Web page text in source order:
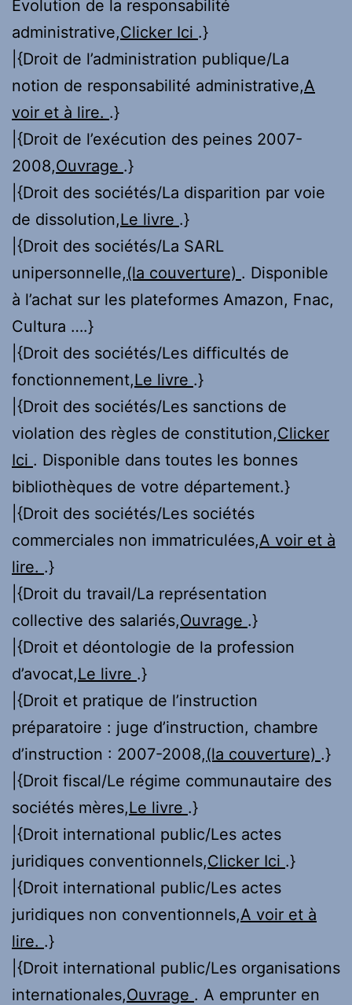
Évolution de la responsabilité
administrative,Clicker Ici .}
|{Droit de l’administration publique/La
notion de responsabilité administrative,A
voir et à lire. .}
|{Droit de l’exécution des peines 2007-
2008,Ouvrage .}
|{Droit des sociétés/La disparition par voie
de dissolution,Le livre .}
|{Droit des sociétés/La SARL
unipersonnelle,(la couverture) . Disponible
à l’achat sur les plateformes Amazon, Fnac,
Cultura ….}
|{Droit des sociétés/Les difficultés de
fonctionnement,Le livre .}
|{Droit des sociétés/Les sanctions de
violation des règles de constitution,Clicker
Ici . Disponible dans toutes les bonnes
bibliothèques de votre département.}
|{Droit des sociétés/Les sociétés
commerciales non immatriculées,A voir et à
lire. .}
|{Droit du travail/La représentation
collective des salariés,Ouvrage .}
|{Droit et déontologie de la profession
d’avocat,Le livre .}
|{Droit et pratique de l’instruction
préparatoire : juge d’instruction, chambre
d’instruction : 2007-2008,(la couverture) .}
|{Droit fiscal/Le régime communautaire des
sociétés mères,Le livre .}
|{Droit international public/Les actes
juridiques conventionnels,Clicker Ici .}
|{Droit international public/Les actes
juridiques non conventionnels,A voir et à
lire. .}
|{Droit international public/Les organisations
internationales,Ouvrage . A emprunter en